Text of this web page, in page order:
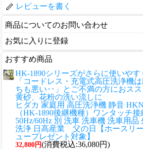
レビューを書く
商品についてのお問い合わせ
お気に入りに登録
おすすめ商品
HK-1890シリーズがさらに使いやす
「コードレス・充電式高圧洗浄機
ちも悪い‥」とご不満の方におスス
黄砂、花粉の洗い流しに
ヒダカ 家庭用 高圧洗浄機 静音
（HK-1890後継機種）ワンタッチ
50Hz/60Hz 別 洗車 洗車機 洗車用品
洗浄 日高産業 父の日【ホースリ
ュープレゼント対象】
32,800円(消費税込:36,080円)